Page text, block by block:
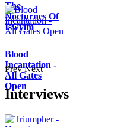
The
Nocturnes Of
Iswylm
Blood
Incantation -
All Gates
Open
Prev Next
Interviews